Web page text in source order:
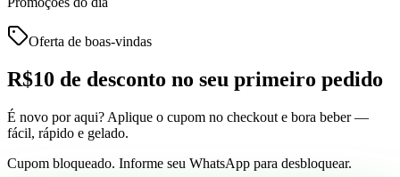
Oferta de boas-vindas
R$10 de desconto no seu primeiro pedido
É novo por aqui? Aplique o cupom no checkout e bora beber —
fácil, rápido e gelado.
Cupom bloqueado. Informe seu WhatsApp para desbloquear.